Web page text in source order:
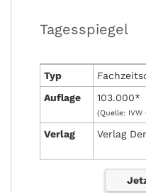
Tagesspiegel
Typ
Auflage
103.000*
(Quelle: IVW
Verlag Verlag